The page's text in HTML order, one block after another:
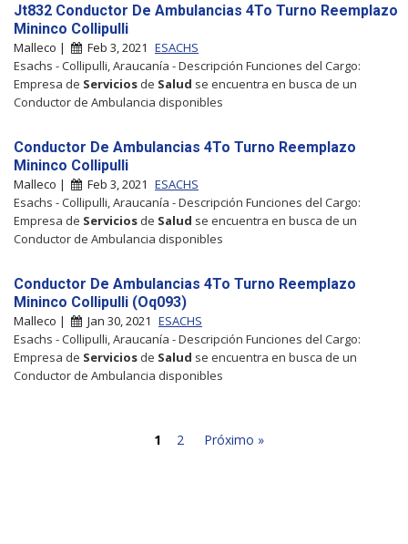
Jt832 Conductor De Ambulancias 4To Turno Reemplazo
Mininco Collipulli
Malleco | Feb 3, 2021 ESACHS
Esachs - Collipulli, Araucanía - Descripción Funciones del Cargo:
Empresa de Servicios de Salud se encuentra en busca de un
Conductor de Ambulancia disponibles
Conductor De Ambulancias 4To Turno Reemplazo
Mininco Collipulli
Malleco | Feb 3, 2021 ESACHS
Esachs - Collipulli, Araucanía - Descripción Funciones del Cargo:
Empresa de Servicios de Salud se encuentra en busca de un
Conductor de Ambulancia disponibles
Conductor De Ambulancias 4To Turno Reemplazo
Mininco Collipulli (Oq093)
Malleco | Jan 30, 2021 ESACHS
Esachs - Collipulli, Araucanía - Descripción Funciones del Cargo:
Empresa de Servicios de Salud se encuentra en busca de un
Conductor de Ambulancia disponibles
1 2 Próximo »